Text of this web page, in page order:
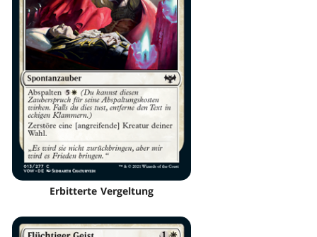
Erbitterte Vergeltung